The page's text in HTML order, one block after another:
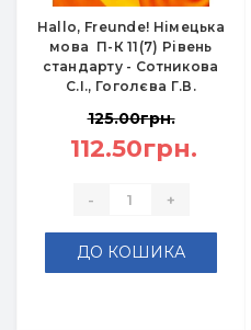
Hallo, Freunde! Німецька
мова П-К 11(7) Рівень
стандарту - Сотникова
С.І., Гоголєва Г.В.
125.00грн.
112.50грн.
- +
ДО КОШИКА